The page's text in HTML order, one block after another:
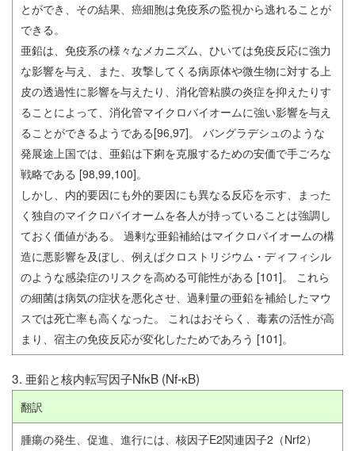
とができ、その結果、癌細胞は免疫系の監視から逃れることが
できる。
亜鉛は、免疫系の様々なメカニズム、ひいては免疫反応に強力
な影響を与え、また、攻撃してくる病原体や微生物に対する上
皮の透過性に影響を与えたり、消化管粘膜の炎症を抑えたりす
ることによって、消化管マイクロバイオームに強い影響を与え
ることができるようである[96,97]。 バングラデシュのような
発展途上国では、亜鉛は下痢を克服するための安価で手ごろな
戦略である [98,99,100]。
しかし、内的要因にも外的要因にも異なる反応を示す、まった
く独自のマイクロバイオームを各人が持っていることは強調し
ておく価値がある。 過剰な亜鉛補給はマイクロバイオームの構
造に悪影響を及ぼし、例えばクロストリジウム・ディフィシル
のような感染症のリスクを高める可能性がある [101]。 これら
の細菌は病気の症状を悪化させ、過剰量の亜鉛を補給したマウ
スでは死亡率も高くなった。 これはおそらく、毒素の活性が高
まり、宿主の免疫反応が変化したためであろう [101]。
3. 亜鉛と核内転写因子NfκB (Nf-κB)
翻訳
腫瘍の発生、促進、進行には、核因子E2関連因子2（Nrf2）